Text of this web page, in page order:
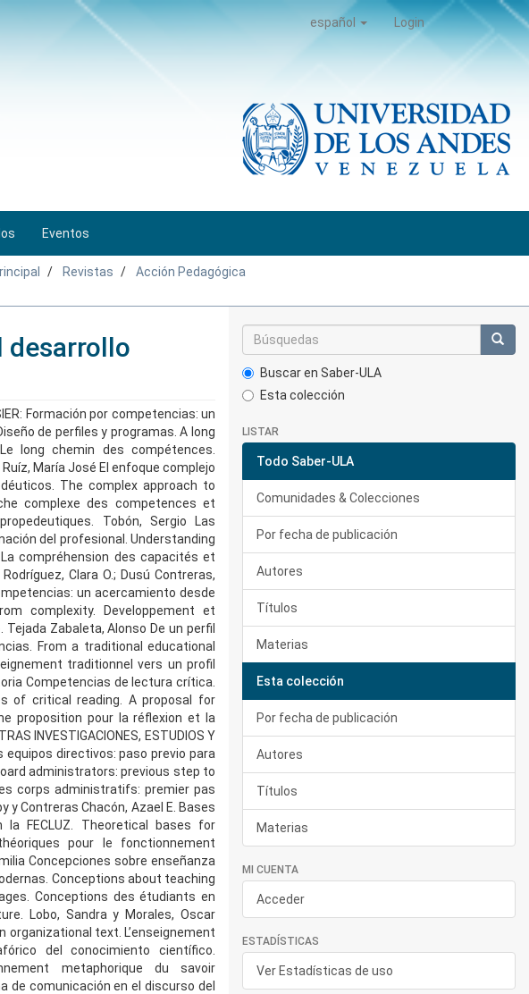
español Login
Eventos
Revistas
Acción Pedagógica
desarrollo
Formación por competencias: un
de perfiles y programas. A long
long chemin des compétences.
María José El enfoque complejo
The complex approach to
complexe des competences et
Tobón, Sergio Las
del profesional. Understanding
compréhension des capacités et
Clara O.; Dusú Contreras,
un acercamiento desde
complexity. Developpement et
Zabaleta, Alonso De un perfil
From a traditional educational
traditionnel vers un profil
Competencias de lectura crítica.
of critical reading. A proposal for
proposition pour la réflexion et la
INVESTIGACIONES, ESTUDIOS Y
equipos directivos: paso previo para
administrators: previous step to
corps administratifs: premier pas
y Contreras Chacón, Azael E. Bases
FECLUZ. Theoretical bases for
pour le fonctionnement
Concepciones sobre enseñanza
Conceptions about teaching
Conceptions des étudiants en
Lobo, Sandra y Morales, Oscar
organizational text. L’enseignement
del conocimiento científico.
metaphorique du savoir
de comunicación en el discurso del
Buscar en Saber-ULA
Esta colección
LISTAR
Todo Saber-ULA
Comunidades & Colecciones
Por fecha de publicación
Autores
Títulos
Materias
Esta colección
Por fecha de publicación
Autores
Títulos
Materias
MI CUENTA
Acceder
ESTADÍSTICAS
Ver Estadísticas de uso